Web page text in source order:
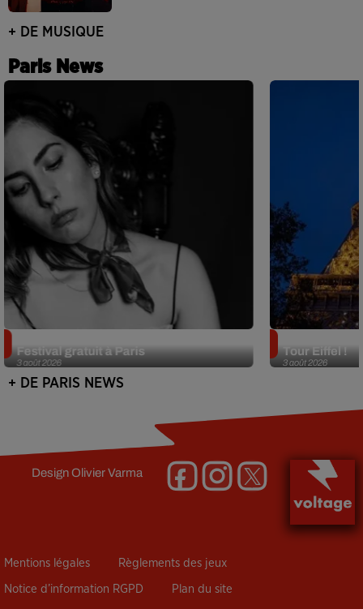
+ DE MUSIQUE
Paris News
3 août 2026
Festival gratuit à Paris
3 août 2026
Tour Eiffel !
+ DE PARIS NEWS
DesignOlivier Varma
Mentions légales Règlements des jeux
Notice d’information RGPD Plan du site